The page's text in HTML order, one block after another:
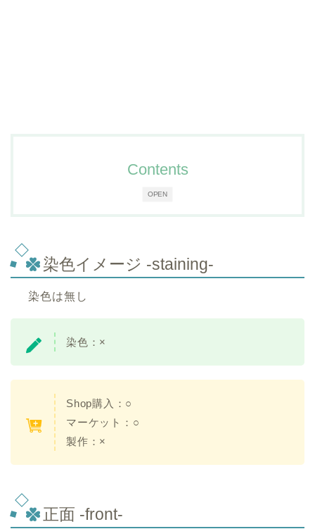
OPEN
Contents
染色イメージ -staining-
染色は無し
染色：×
Shop購入：○
マーケット：○
製作：×
正面 -front-